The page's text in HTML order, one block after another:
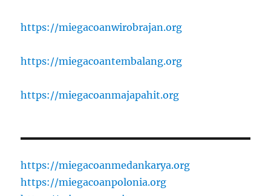
https://miegacoanwirobrajan.org
https://miegacoantembalang.org
https://miegacoanmajapahit.org
https://miegacoanmedankarya.org
https://miegacoanpolonia.org